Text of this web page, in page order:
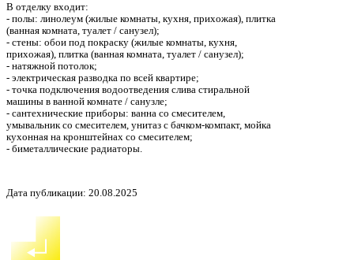
Отделка в подарок!
До 31.08.2025г. при покупке квартиры в ЖК Свой дом
отделка в подарок!
В отделку входит:
- полы: линолеум (жилые комнаты, кухня, прихожая), плитка
(ванная комната, туалет / санузел);
- натяжной потолок;
- точка подключения водоотведения слива стиральной
машины в ванной комнате / санузле;
- сантехнические приборы: ванна со смесителем,